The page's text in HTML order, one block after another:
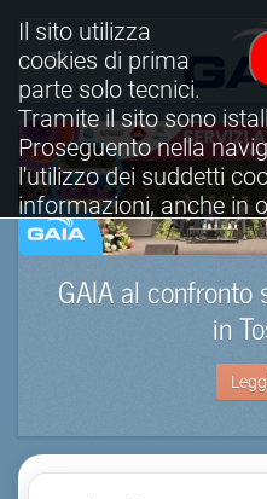
GAIA al confronto
in
Il sito utilizza
cookies di prima
parte solo tecnici.
Tramite il sito sono
Proseguento nella
l'utilizzo dei suddetti
informazioni, anche in
è possibile consultare
completa.
Visualizza